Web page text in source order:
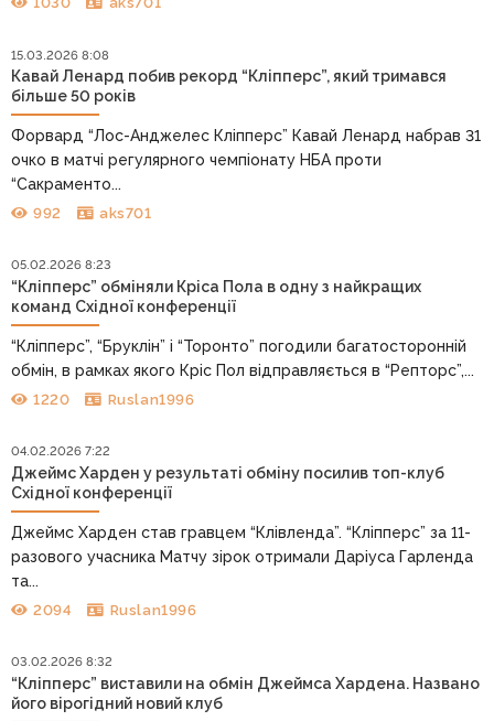
15.03.2026 8:08
Кавай Ленард побив рекорд “Кліпперс”, який тримався
більше 50 років
Форвард “Лос-Анджелес Кліпперс” Кавай Ленард набрав 31
очко в матчі регулярного чемпіонату НБА проти
“Сакраменто...
992 aks701
05.02.2026 8:23
“Кліпперс” обміняли Кріса Пола в одну з найкращих
команд Східної конференції
“Кліпперс”, “Бруклін” і “Торонто” погодили багатосторонній
обмін, в рамках якого Кріс Пол відправляється в “Репторс”,...
1220 Ruslan1996
04.02.2026 7:22
Джеймс Харден у результаті обміну посилив топ-клуб
Східної конференції
Джеймс Харден став гравцем “Клівленда”. “Кліпперс” за 11-
разового учасника Матчу зірок отримали Даріуса Гарленда
та...
2094 Ruslan1996
03.02.2026 8:32
“Кліпперс” виставили на обмін Джеймса Хардена. Названо
його вірогідний новий клуб